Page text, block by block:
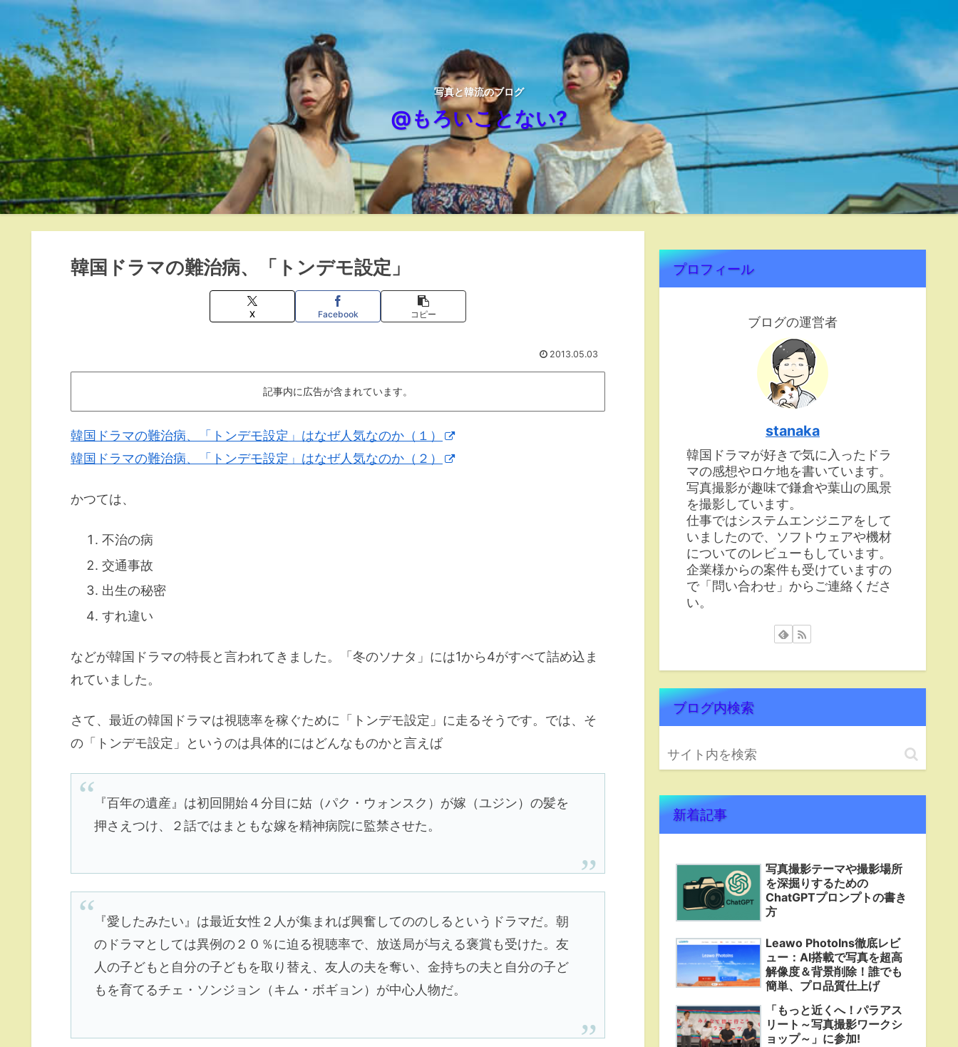
写真と韓流のブログ
@もろいことない?
韓国ドラマの難治病、「トンデモ設定」
X Facebook コピー
2013.05.03
記事内に広告が含まれています。
韓国ドラマの難治病、「トンデモ設定」はなぜ人気なのか（１）
韓国ドラマの難治病、「トンデモ設定」はなぜ人気なのか（２）
かつては、
不治の病
交通事故
出生の秘密
すれ違い
などが韓国ドラマの特長と言われてきました。「冬のソナタ」には1から4がすべて詰め込ま
れていました。
さて、最近の韓国ドラマは視聴率を稼ぐために「トンデモ設定」に走るそうです。では、そ
の「トンデモ設定」というのは具体的にはどんなものかと言えば
『百年の遺産』は初回開始４分目に姑（パク・ウォンスク）が嫁（ユジン）の髪を
押さえつけ、２話ではまともな嫁を精神病院に監禁させた。
『愛したみたい』は最近女性２人が集まれば興奮してののしるというドラマだ。朝
のドラマとしては異例の２０％に迫る視聴率で、放送局が与える褒賞も受けた。友
人の子どもと自分の子どもを取り替え、友人の夫を奪い、金持ちの夫と自分の子ど
もを育てるチェ・ソンジョン（キム・ボギョン）が中心人物だ。
プロフィール
ブログの運営者
stanaka
韓国ドラマが好きで気に入ったドラ
マの感想やロケ地を書いています。
写真撮影が趣味で鎌倉や葉山の風景
を撮影しています。
仕事ではシステムエンジニアをして
いましたので、ソフトウェアや機材
についてのレビューもしています。
企業様からの案件も受けていますの
で「問い合わせ」からご連絡くださ
い。
ブログ内検索
新着記事
写真撮影テーマや撮影場所
を深掘りするための
ChatGPTプロンプトの書き
方
Leawo PhotoIns徹底レビ
ュー：AI搭載で写真を超高
解像度＆背景削除！誰でも
簡単、プロ品質仕上げ
「もっと近くへ！パラアス
リート～写真撮影ワークシ
ョップ～」に参加!